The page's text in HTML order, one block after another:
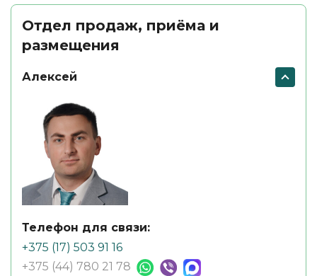
Отдел продаж, приёма и
размещения
Алексей
Телефон для связи:
+375 (17) 503 91 16
+375 (44) 780 21 78